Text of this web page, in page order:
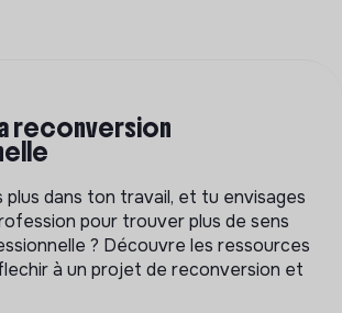
reconversion
plus dans ton travail, et tu envisages
pour trouver plus de sens
? Découvre les ressources
à un projet de reconversion et